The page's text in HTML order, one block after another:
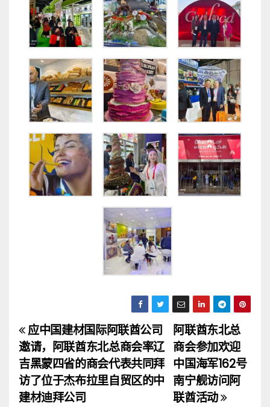
文
章
导
阿联酋东北总
商会参加欢迎
中国海军162号
南宁舰访问阿
联酋活动
应中国建材国际阿联酋公司
邀请，阿联酋东北总商会率辽
吉黑蒙四省的商会代表共同拜
访了位于杰布拉里自贸区的中
建材迪拜公司